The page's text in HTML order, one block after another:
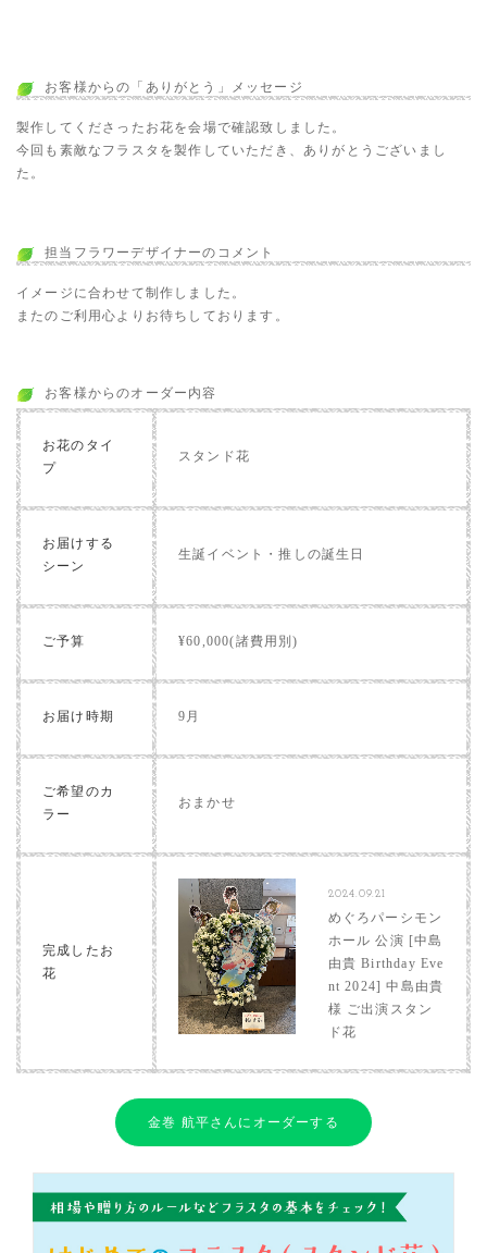
お客様からの「ありがとう」メッセージ
製作してくださったお花を会場で確認致しました。
今回も素敵なフラスタを製作していただき、ありがとうございまし
た。
担当フラワーデザイナーのコメント
イメージに合わせて制作しました。
またのご利用心よりお待ちしております。
お客様からのオーダー内容
お花のタイ
プ
スタンド花
お届けする
シーン
生誕イベント・推しの誕生日
ご予算 ¥60,000(諸費用別)
お届け時期 9月
ご希望のカ
ラー
おまかせ
完成したお
花
2024.09.21
めぐろパーシモン
ホール 公演 [中島
由貴 Birthday Eve
nt 2024] 中島由貴
様 ご出演スタン
ド花
金巻 航平さんにオーダーする